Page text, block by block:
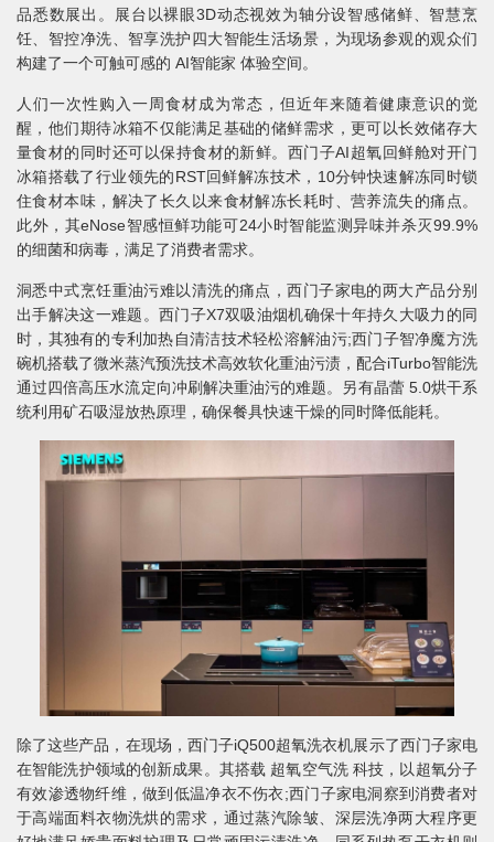
品悉数展出。展台以裸眼3D动态视效为轴分设智感储鲜、智慧烹
饪、智控净洗、智享洗护四大智能生活场景，为现场参观的观众们
构建了一个可触可感的 AI智能家 体验空间。
人们一次性购入一周食材成为常态，但近年来随着健康意识的觉
醒，他们期待冰箱不仅能满足基础的储鲜需求，更可以长效储存大
量食材的同时还可以保持食材的新鲜。西门子AI超氧回鲜舱对开门
冰箱搭载了行业领先的RST回鲜解冻技术，10分钟快速解冻同时锁
住食材本味，解决了长久以来食材解冻长耗时、营养流失的痛点。
此外，其eNose智感恒鲜功能可24小时智能监测异味并杀灭99.9%
的细菌和病毒，满足了消费者需求。
洞悉中式烹饪重油污难以清洗的痛点，西门子家电的两大产品分别
出手解决这一难题。西门子X7双吸油烟机确保十年持久大吸力的同
时，其独有的专利加热自清洁技术轻松溶解油污;西门子智净魔方洗
碗机搭载了微米蒸汽预洗技术高效软化重油污渍，配合iTurbo智能洗
通过四倍高压水流定向冲刷解决重油污的难题。另有晶蕾 5.0烘干系
统利用矿石吸湿放热原理，确保餐具快速干燥的同时降低能耗。
除了这些产品，在现场，西门子iQ500超氧洗衣机展示了西门子家电
在智能洗护领域的创新成果。其搭载 超氧空气洗 科技，以超氧分子
有效渗透物纤维，做到低温净衣不伤衣;西门子家电洞察到消费者对
于高端面料衣物洗烘的需求，通过蒸汽除皱、深层洗净两大程序更